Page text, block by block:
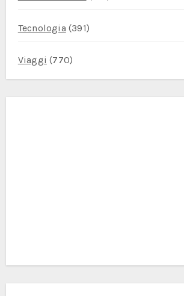
Tecnologia (391)
Viaggi (770)